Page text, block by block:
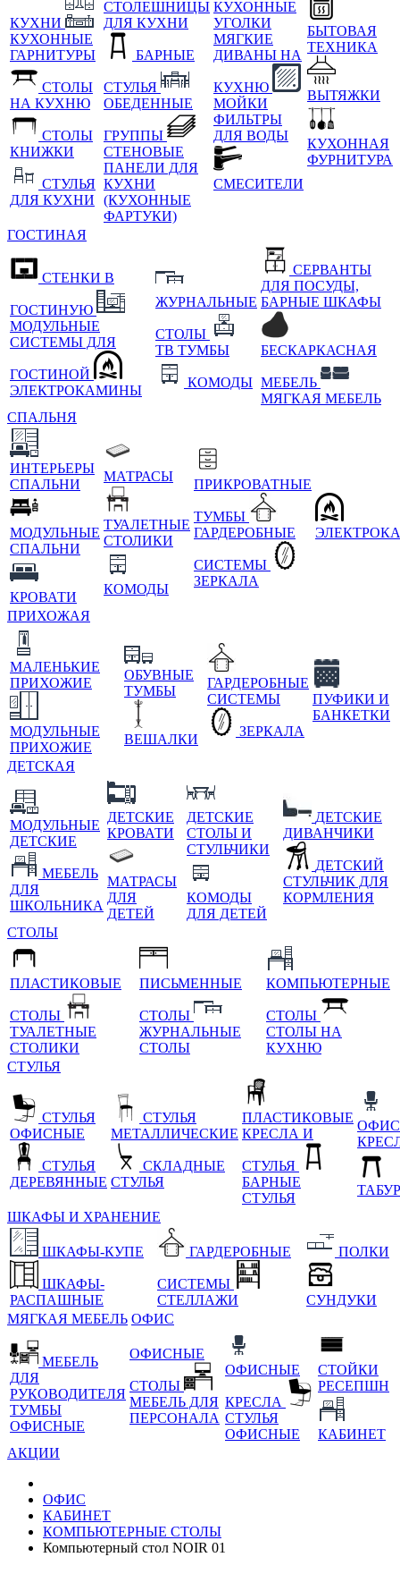
КУХНИ
КУХОННЫЕ
ГАРНИТУРЫ
СТОЛЫ
НА КУХНЮ
СТОЛЫ
КНИЖКИ
СТУЛЬЯ
ДЛЯ КУХНИ
СТОЛЕШНИЦЫ
ДЛЯ КУХНИ
БАРНЫЕ
СТУЛЬЯ
ОБЕДЕННЫЕ
ГРУППЫ
СТЕНОВЫЕ
ПАНЕЛИ ДЛЯ
КУХНИ
(КУХОННЫЕ
ФАРТУКИ)
КУХОННЫЕ
УГОЛКИ
МЯГКИЕ
ДИВАНЫ НА
КУХНЮ
МОЙКИ
ФИЛЬТРЫ
ДЛЯ ВОДЫ
СМЕСИТЕЛИ
БЫТОВАЯ
ТЕХНИКА
ВЫТЯЖКИ
КУХОННАЯ
ФУРНИТУРА
ГОСТИНАЯ
СТЕНКИ В
ГОСТИНУЮ
МОДУЛЬНЫЕ
СИСТЕМЫ ДЛЯ
ГОСТИНОЙ
ЭЛЕКТРОКАМИНЫ
ЖУРНАЛЬНЫЕ
СТОЛЫ
ТВ ТУМБЫ
КОМОДЫ
СЕРВАНТЫ
ДЛЯ ПОСУДЫ,
БАРНЫЕ ШКАФЫ
БЕСКАРКАСНАЯ
МЕБЕЛЬ
МЯГКАЯ МЕБЕЛЬ
СПАЛЬНЯ
ИНТЕРЬЕРЫ
СПАЛЬНИ
МОДУЛЬНЫЕ
СПАЛЬНИ
КРОВАТИ
МАТРАСЫ
ТУАЛЕТНЫЕ
СТОЛИКИ
КОМОДЫ
ПРИКРОВАТНЫЕ
ТУМБЫ
ГАРДЕРОБНЫЕ
СИСТЕМЫ
ЗЕРКАЛА
ПРИХОЖАЯ
МАЛЕНЬКИЕ
ПРИХОЖИЕ
МОДУЛЬНЫЕ
ПРИХОЖИЕ
ОБУВНЫЕ
ТУМБЫ
ВЕШАЛКИ
ГАРДЕРОБНЫЕ
СИСТЕМЫ
ЗЕРКАЛА
ПУФИКИ И
БАНКЕТКИ
ДЕТСКАЯ
МОДУЛЬНЫЕ
ДЕТСКИЕ
МЕБЕЛЬ
ДЛЯ
ШКОЛЬНИКА
ДЕТСКИЕ
КРОВАТИ
МАТРАСЫ
ДЛЯ
ДЕТЕЙ
ДЕТСКИЕ
СТОЛЫ И
СТУЛЬЧИКИ
КОМОДЫ
ДЛЯ ДЕТЕЙ
ДЕТСКИЕ
ДИВАНЧИКИ
ДЕТСКИЙ
СТУЛЬЧИК ДЛЯ
КОРМЛЕНИЯ
СТОЛЫ
ПЛАСТИКОВЫЕ
СТОЛЫ
ТУАЛЕТНЫЕ
СТОЛИКИ
ПИСЬМЕННЫЕ
СТОЛЫ
ЖУРНАЛЬНЫЕ
СТОЛЫ
КОМПЬЮТЕРНЫЕ
СТОЛЫ
СТОЛЫ НА
КУХНЮ
СТУЛЬЯ
СТУЛЬЯ
ОФИСНЫЕ
СТУЛЬЯ
ДЕРЕВЯННЫЕ
СТУЛЬЯ
МЕТАЛЛИЧЕСКИЕ
СКЛАДНЫЕ
СТУЛЬЯ
ПЛАСТИКОВЫЕ
КРЕСЛА И
СТУЛЬЯ
БАРНЫЕ
СТУЛЬЯ
ШКАФЫ И ХРАНЕНИЕ
ШКАФЫ-КУПЕ
ШКАФЫ-
РАСПАШНЫЕ
ГАРДЕРОБНЫЕ
СИСТЕМЫ
СТЕЛЛАЖИ
ПОЛКИ
СУНДУКИ
МЯГКАЯ МЕБЕЛЬ ОФИС
МЕБЕЛЬ
ДЛЯ
РУКОВОДИТЕЛЯ
ТУМБЫ
ОФИСНЫЕ
ОФИСНЫЕ
СТОЛЫ
МЕБЕЛЬ ДЛЯ
ПЕРСОНАЛА
ОФИСНЫЕ
КРЕСЛА
СТУЛЬЯ
ОФИСНЫЕ
СТОЙКИ
РЕСЕПШН
КАБИНЕТ
АКЦИИ
ОФИС
КАБИНЕТ
КОМПЬЮТЕРНЫЕ СТОЛЫ
Компьютерный стол NOIR 01